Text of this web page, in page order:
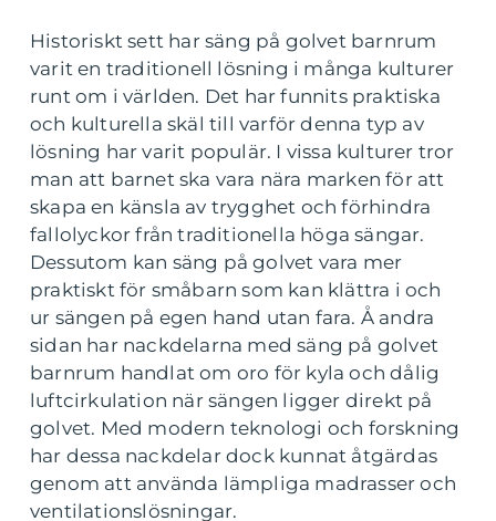
Historiskt sett har säng på golvet barnrum
varit en traditionell lösning i många kulturer
runt om i världen. Det har funnits praktiska
och kulturella skäl till varför denna typ av
lösning har varit populär. I vissa kulturer tror
man att barnet ska vara nära marken för att
skapa en känsla av trygghet och förhindra
fallolyckor från traditionella höga sängar.
Dessutom kan säng på golvet vara mer
praktiskt för småbarn som kan klättra i och
ur sängen på egen hand utan fara. Å andra
sidan har nackdelarna med säng på golvet
barnrum handlat om oro för kyla och dålig
luftcirkulation när sängen ligger direkt på
golvet. Med modern teknologi och forskning
har dessa nackdelar dock kunnat åtgärdas
genom att använda lämpliga madrasser och
ventilationslösningar.